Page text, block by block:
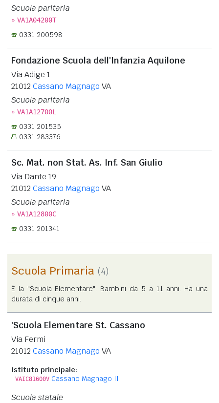
Scuola paritaria
» VA1A04200T
0331 200598
Fondazione Scuola dell'Infanzia Aquilone
Via Adige 1
21012 Cassano Magnago VA
Scuola paritaria
» VA1A12700L
0331 201535
0331 283376
Sc. Mat. non Stat. As. Inf. San Giulio
Via Dante 19
21012 Cassano Magnago VA
Scuola paritaria
» VA1A12800C
0331 201341
Scuola Primaria (4)
È la "Scuola Elementare". Bambini da 5 a 11 anni. Ha una
durata di cinque anni.
'Scuola Elementare St. Cassano
Via Fermi
21012 Cassano Magnago VA
Istituto principale:
VAIC81600V Cassano Magnago II
Scuola statale